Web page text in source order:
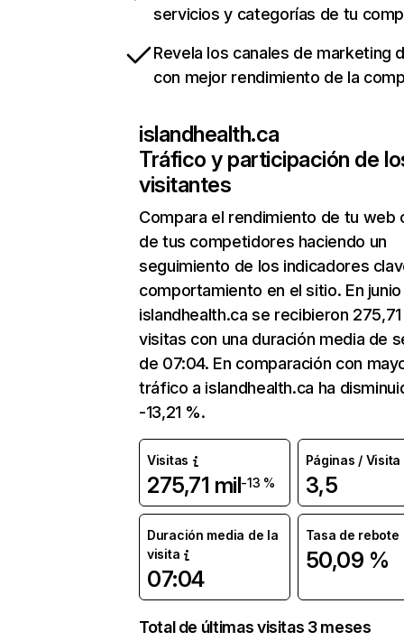
servicios y categorías de tu
Revela los canales de marketing
con mejor rendimiento de la
islandhealth.ca
Tráfico y participación de
visitantes
Compara el rendimiento de tu web
de tus competidores haciendo un
seguimiento de los indicadores
comportamiento en el sitio. En junio
islandhealth.ca se recibieron
visitas con una duración media de
de 07:04. En comparación con
tráfico a islandhealth.ca ha
-13,21 %.
Visitas
275,71 mil-13 %
Páginas / Visita
3,5
Duración media de la
visita
07:04
Tasa de rebote
50,09 %
Total de últimas visitas 3 meses